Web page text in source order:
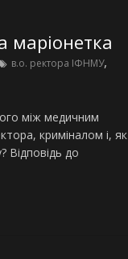
в.о. ректора ІФНМУ,
між медичним
криміналом і, як
Відповідь до